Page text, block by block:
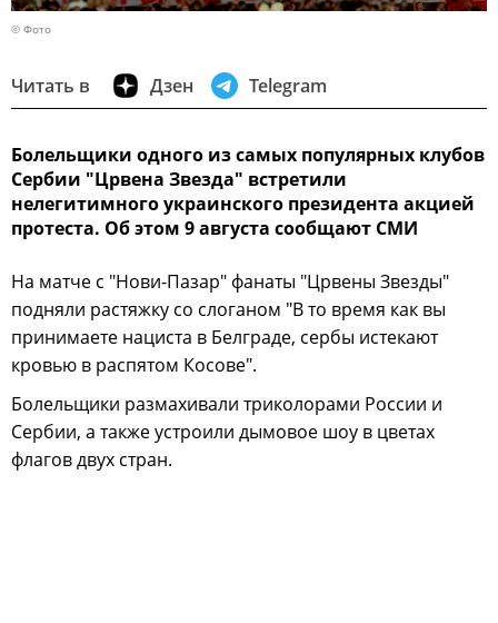
© Фото
Читать в Дзен Telegram
Болельщики одного из самых популярных клубов
Сербии "Црвена Звезда" встретили
нелегитимного украинского президента акцией
протеста. Об этом 9 августа сообщают СМИ
На матче с "Нови-Пазар" фанаты "Црвены Звезды"
подняли растяжку со слоганом "В то время как вы
принимаете нациста в Белграде, сербы истекают
кровью в распятом Косове".
Болельщики размахивали триколорами России и
Сербии, а также устроили дымовое шоу в цветах
флагов двух стран.